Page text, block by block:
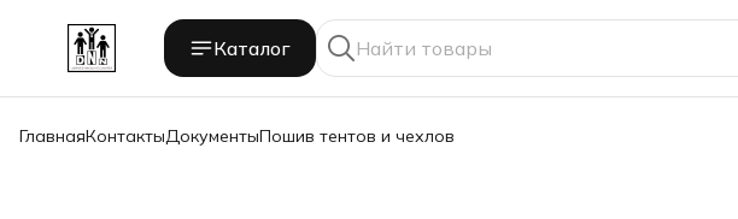
Каталог
ГлавнаяКонтактыДокументыПошив тентов и чехлов